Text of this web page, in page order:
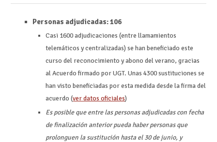
Personas adjudicadas: 106
Casi 1600 adjudicaciones (entre llamamientos
telemáticos y centralizadas) se han beneficiado este
curso del reconocimiento y abono del verano, gracias
al Acuerdo firmado por UGT. Unas 4300 sustituciones se
han visto beneficiadas por esta medida desde la firma del
acuerdo (ver datos oficiales)
Es posible que entre las personas adjudicadas con fecha
de finalización anterior pueda haber personas que
prolonguen la sustitución hasta el 30 de junio, y